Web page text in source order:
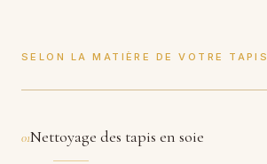
SELON LA MATIÈRE DE VOTRE TAPIS
01Nettoyage des tapis en soie